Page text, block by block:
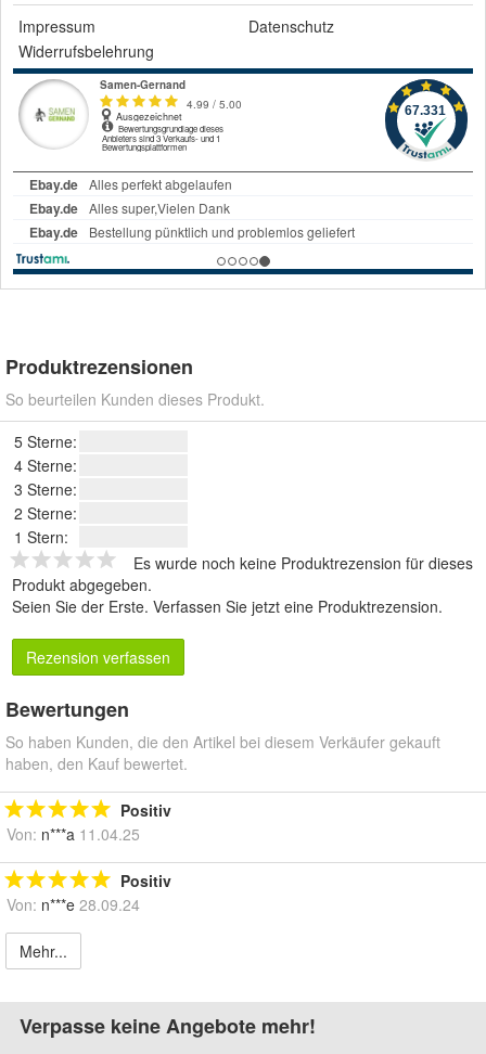
Impressum
Datenschutz
Widerrufsbelehrung
Produktrezensionen
So beurteilen Kunden dieses Produkt.
5 Sterne:
4 Sterne:
3 Sterne:
2 Sterne:
1 Stern:
Es wurde noch keine Produktrezension für dieses
Produkt abgegeben.
Seien Sie der Erste. Verfassen Sie jetzt eine Produktrezension.
Rezension verfassen
Bewertungen
So haben Kunden, die den Artikel bei diesem Verkäufer gekauft
haben, den Kauf bewertet.
Positiv
Von: n***a 11.04.25
Positiv
Von: n***e 28.09.24
Mehr...
Verpasse keine Angebote mehr!